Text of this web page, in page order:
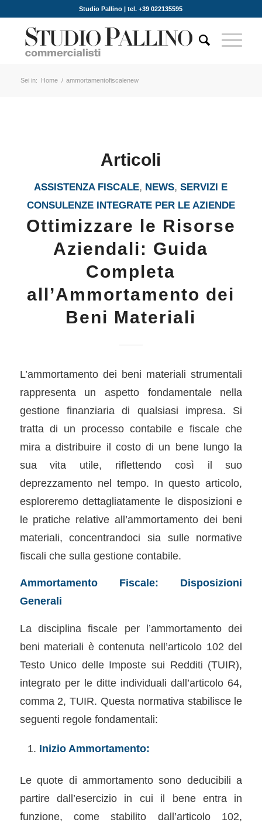
Studio Pallino | tel. +39 022135595
Sei in: Home / ammortamentofiscalenew
Articoli
ASSISTENZA FISCALE, NEWS,SERVIZI E
CONSULENZE INTEGRATE PER LE AZIENDE
Ottimizzare le Risorse
Aziendali: Guida
Completa
all’Ammortamento dei
Beni Materiali
L’ammortamento dei beni materiali strumentali
rappresenta un aspetto fondamentale nella
gestione finanziaria di qualsiasi impresa. Si
tratta di un processo contabile e fiscale che
mira a distribuire il costo di un bene lungo la
sua vita utile, riflettendo così il suo
deprezzamento nel tempo. In questo articolo,
esploreremo dettagliatamente le disposizioni e
le pratiche relative all’ammortamento dei beni
materiali, concentrandoci sia sulle normative
fiscali che sulla gestione contabile.
Ammortamento Fiscale: Disposizioni
Generali
La disciplina fiscale per l’ammortamento dei
beni materiali è contenuta nell’articolo 102 del
Testo Unico delle Imposte sui Redditi (TUIR),
integrato per le ditte individuali dall’articolo 64,
comma 2, TUIR. Questa normativa stabilisce le
seguenti regole fondamentali:
Inizio Ammortamento:
Le quote di ammortamento sono deducibili a
partire dall’esercizio in cui il bene entra in
funzione, come stabilito dall’articolo 102,